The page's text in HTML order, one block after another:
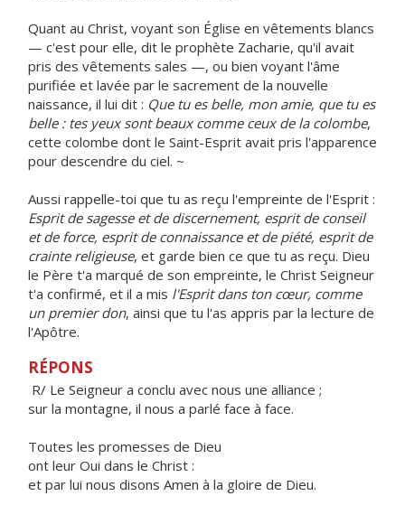
Quant au Christ, voyant son Église en vêtements blancs
— c'est pour elle, dit le prophète Zacharie, qu'il avait
pris des vêtements sales —, ou bien voyant l'âme
purifiée et lavée par le sacrement de la nouvelle
naissance, il lui dit : Que tu es belle, mon amie, que tu es
belle : tes yeux sont beaux comme ceux de la colombe,
cette colombe dont le Saint-Esprit avait pris l'apparence
pour descendre du ciel. ~
Aussi rappelle-toi que tu as reçu l'empreinte de l'Esprit :
Esprit de sagesse et de discernement, esprit de conseil
et de force, esprit de connaissance et de piété, esprit de
crainte religieuse, et garde bien ce que tu as reçu. Dieu
le Père t'a marqué de son empreinte, le Christ Seigneur
t'a confirmé, et il a mis l'Esprit dans ton cœur, comme
un premier don, ainsi que tu l'as appris par la lecture de
l'Apôtre.
RÉPONS
R/ Le Seigneur a conclu avec nous une alliance ;
sur la montagne, il nous a parlé face à face.
Toutes les promesses de Dieu
ont leur Oui dans le Christ :
et par lui nous disons Amen à la gloire de Dieu.